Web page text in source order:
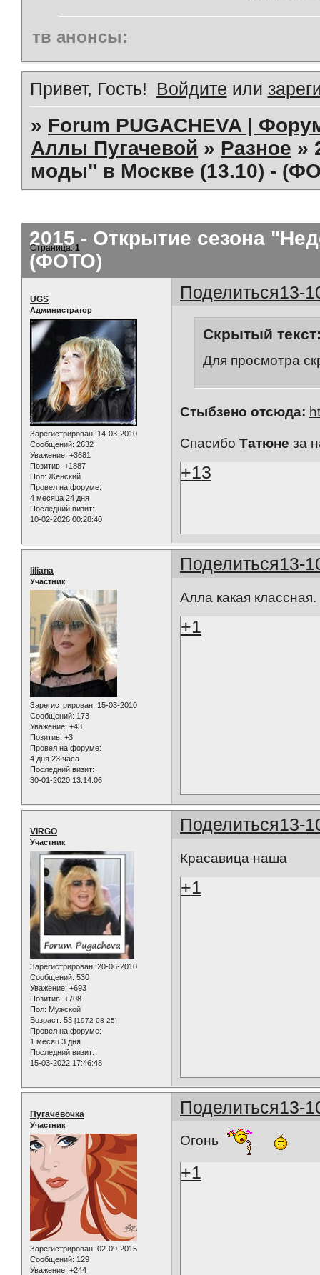
тв анонсы:
Привет, Гость! Войдите или
» Forum PUGACHEVA |
Аллы Пугачевой » Разное »
моды" в Москве (13.10) -
2015 - Открытие сезона
(ФОТО)
Страница:1
Поделиться13-
UGS
Администратор
Зарегистрирован: 14-03-2010
Сообщений: 2632
Уважение: +3681
Позитив: +1887
Пол: Женский
Провел на форуме:
4 месяца 24 дня
Последний визит:
10-02-2026 00:28:40
Скрытый
Для просмотра
Стыбзено отсюда:
СпасибоТатюне за
+13
Поделиться13-
liliana
Участник
Зарегистрирован: 15-03-2010
Сообщений: 173
Уважение: +43
Позитив: +3
Провел на форуме:
4 дня 23 часа
Последний визит:
30-01-2020 13:14:06
Алла какая классная.
+1
Поделиться13-
VIRGO
Участник
Зарегистрирован: 20-06-2010
Сообщений: 530
Уважение: +693
Позитив: +708
Пол: Мужской
Возраст: 53 [1972-08-25]
Провел на форуме:
1 месяц 3 дня
Последний визит:
15-03-2022 17:46:48
Красавица наша
+1
Поделиться13-
Пугачёвочка
Участник
Зарегистрирован: 02-09-2015
Сообщений: 129
Уважение: +244
Огонь
+1